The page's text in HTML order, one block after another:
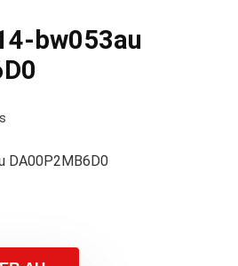
bw053au
DA00P2MB6D0